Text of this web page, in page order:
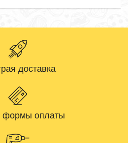
доставка
оплаты